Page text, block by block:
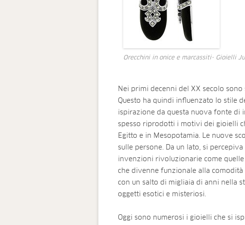
Orecchini in onice e marcassiti- Gioielli
Nei primi decenni del XX secolo
Questo ha quindi influenzato lo stile
ispirazione da questa nuova fonte
spesso riprodotti i motivi dei gioielli
Egitto e in Mesopotamia. Le nuove
sulle persone. Da un lato, si
invenzioni rivoluzionarie come
che divenne funzionale alla
con un salto di migliaia di anni nella
oggetti esotici e misteriosi.
Oggi sono numerosi i gioielli che si